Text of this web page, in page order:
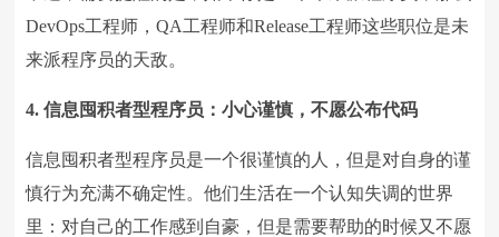
DevOps工程师，QA工程师和Release工程师这些职位是未
来派程序员的天敌。
4. 信息囤积者型程序员：小心谨慎，不愿公布代码
信息囤积者型程序员是一个很谨慎的人，但是对自身的谨
慎行为充满不确定性。他们生活在一个认知失调的世界
里：对自己的工作感到自豪，但是需要帮助的时候又不愿